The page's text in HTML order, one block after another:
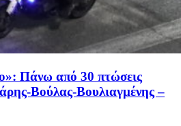
Πάνω από 30 πτώσεις
Βούλας-Βουλιαγμένης –